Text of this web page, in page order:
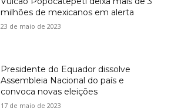
milhões de mexicanos em alerta
23 de maio de 2023
Presidente do Equador dissolve
Assembleia Nacional do país e
convoca novas eleições
17 de maio de 2023